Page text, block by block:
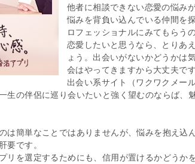
他者に相談できない恋愛の悩み
悩みを背負い込んでいる仲間を
ロフェッショナルにみてもらう
恋愛したいと思うなら、とりあ
ょう。出会いがないかどうかは
会はやってきますから大丈夫です
出会い系サイト（ワクワクメー
生の伴侶に巡り会いたいと強く望むのならば、
は簡単なことではありませんが、悩みを抱え込
要です。
リを選定するためにも、信用が置けるかどうか